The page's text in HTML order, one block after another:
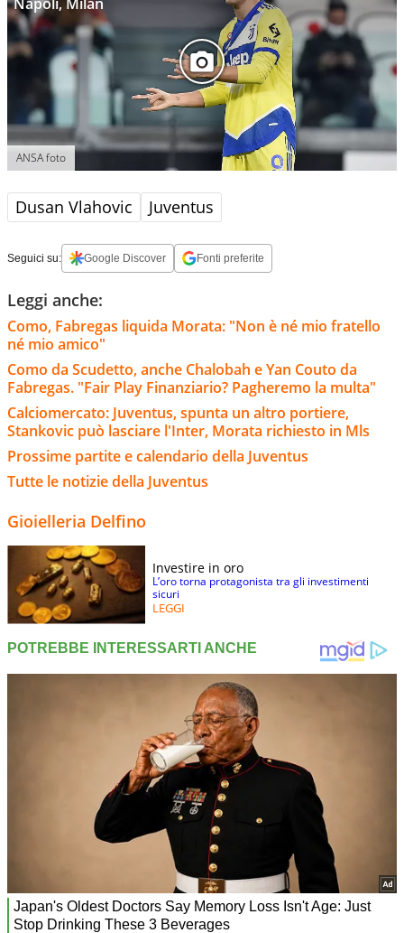
Napoli, Milan
ANSA foto
Dusan Vlahovic Juventus
Seguici su: Google Discover Fonti preferite
Leggi anche:
Como, Fabregas liquida Morata: "Non è né mio fratello
né mio amico"
Como da Scudetto, anche Chalobah e Yan Couto da
Fabregas. "Fair Play Finanziario? Pagheremo la multa"
Calciomercato: Juventus, spunta un altro portiere,
Stankovic può lasciare l'Inter, Morata richiesto in Mls
Prossime partite e calendario della Juventus
Tutte le notizie della Juventus
Gioielleria Delfino
Investire in oro
L’oro torna protagonista tra gli investimenti
sicuri
LEGGI